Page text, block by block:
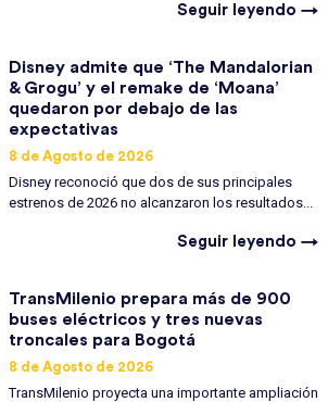
Seguir leyendo →
Disney admite que ‘The Mandalorian
& Grogu’ y el remake de ‘Moana’
quedaron por debajo de las
expectativas
8 de Agosto de 2026
Disney reconoció que dos de sus principales
estrenos de 2026 no alcanzaron los resultados...
Seguir leyendo →
TransMilenio prepara más de 900
buses eléctricos y tres nuevas
troncales para Bogotá
8 de Agosto de 2026
TransMilenio proyecta una importante ampliación